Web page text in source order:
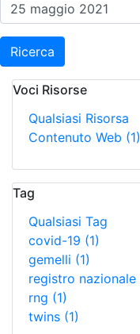
Ricerca
Voci Risorse
Qualsiasi Risorsa
Contenuto Web (1)
Tag
Qualsiasi Tag
covid-19 (1)
gemelli (1)
registro nazionale
rng (1)
twins (1)